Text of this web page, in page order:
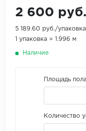
2 600
5 189.60 руб./упаковка
1 упаковка = 1.996 м
Наличие
Площадь
Количество